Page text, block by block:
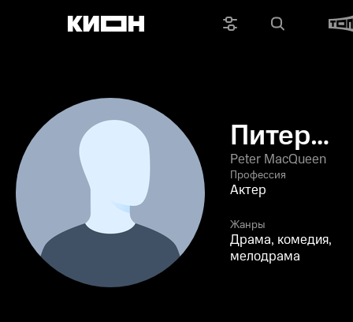
Питер
Маккуин
Peter MacQueen
Профессия
Актер
Жанры
Драма, комедия,
мелодрама